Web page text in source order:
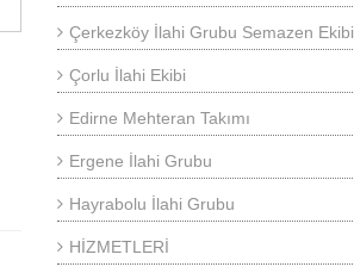
Çerkezköy İlahi Grubu Semazen Ekibi
Çorlu İlahi Ekibi
Edirne Mehteran Takımı
Ergene İlahi Grubu
Hayrabolu İlahi Grubu
HİZMETLERİ